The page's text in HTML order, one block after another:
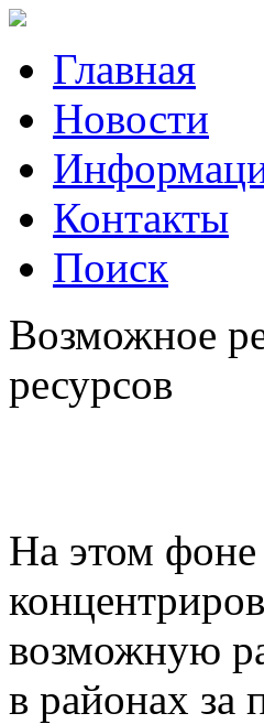
Главная
Новости
Контакты
Поиск
Возможное
ресурсов
На этом
возможную
в районах за